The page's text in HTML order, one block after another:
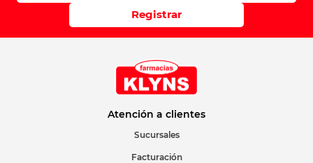
Califique el producto de 1 a 5 estrellas
Correo electrónico
Registrar
Atención a clientes
Sucursales
Facturación